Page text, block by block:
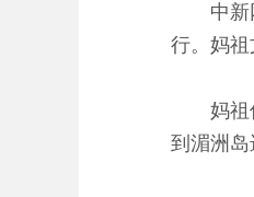
中新网
行。妈祖
妈祖信
到湄洲岛